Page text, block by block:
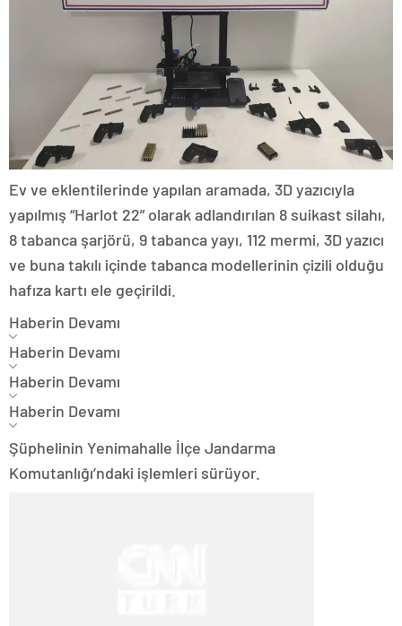
Ev ve eklentilerinde yapılan aramada, 3D yazıcıyla
yapılmış “Harlot 22” olarak adlandırılan 8 suikast silahı,
8 tabanca şarjörü, 9 tabanca yayı, 112 mermi, 3D yazıcı
ve buna takılı içinde tabanca modellerinin çizili olduğu
hafıza kartı ele geçirildi.
Haberin Devamı
Haberin Devamı
Haberin Devamı
Haberin Devamı
Şüphelinin Yenimahalle İlçe Jandarma
Komutanlığı’ndaki işlemleri sürüyor.